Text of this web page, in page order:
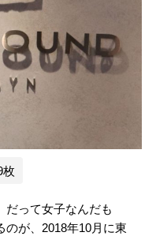
枚
だって女子なんだも
が、2018年10月に東